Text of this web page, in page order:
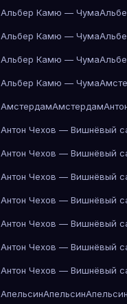
Альбер Камю — Чума
Альбер Камю — Чума
Альбер Камю — Чума
Альбер Камю — Чума
АмстердамАмстердам
Антон Чехов — Вишнёвый
Антон Чехов — Вишнёвый
Антон Чехов — Вишнёвый
Антон Чехов — Вишнёвый
Антон Чехов — Вишнёвый
Антон Чехов — Вишнёвый
Антон Чехов — Вишнёвый
АпельсинАпельсинАпельсин